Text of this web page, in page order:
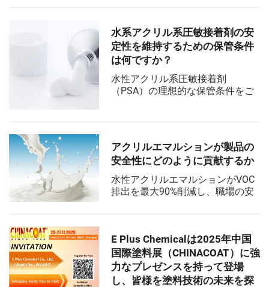
にて無事終了しました。E Plus
Chemical Co., Ltd.（以下、「E
Plus ...
水系アクリル系圧敏接着剤の安
定性を維持するための保管条件
は何ですか？
水性アクリル系圧敏接着剤
（PSA）の理想的な保管条件をご
アクリルエマルションが製品の
安全性にどのように貢献するか
水性アクリルエマルションがVOC
排出を最大90%削減し、職場の安
シーラントの科学的背景について
学び、実際の応用例とその利点を
探ってください。
E Plus Chemicalは2025年中国
国際塗料展（CHINACOAT）に強
力なプレゼンスを持って登場
し、皆様を塗料技術の未来を探